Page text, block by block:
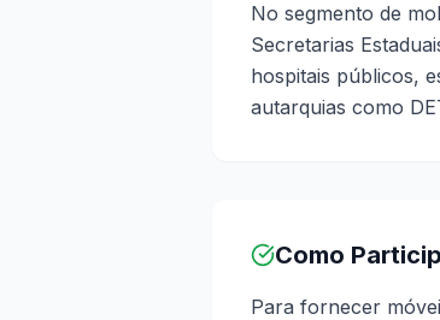
No segmento de
Secretarias
hospitais públicos,
autarquias como
Como
Para fornecer